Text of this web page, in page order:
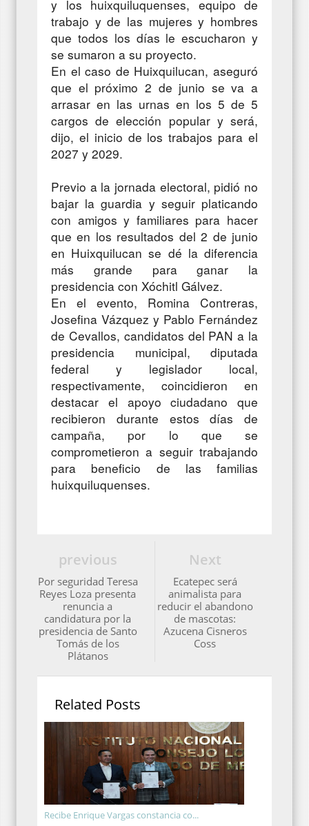
y los huixquiluquenses, equipo de
trabajo y de las mujeres y hombres
que todos los días le escucharon y
se sumaron a su proyecto.
En el caso de Huixquilucan, aseguró
que el próximo 2 de junio se va a
arrasar en las urnas en los 5 de 5
cargos de elección popular y será,
dijo, el inicio de los trabajos para el
2027 y 2029.
Previo a la jornada electoral, pidió no
bajar la guardia y seguir platicando
con amigos y familiares para hacer
que en los resultados del 2 de junio
en Huixquilucan se dé la diferencia
más grande para ganar la
presidencia con Xóchitl Gálvez.
En el evento, Romina Contreras,
Josefina Vázquez y Pablo Fernández
de Cevallos, candidatos del PAN a la
presidencia municipal, diputada
federal y legislador local,
respectivamente, coincidieron en
destacar el apoyo ciudadano que
recibieron durante estos días de
campaña, por lo que se
comprometieron a seguir trabajando
para beneficio de las familias
huixquiluquenses.
Next
Ecatepec será
animalista para
reducir el abandono
de mascotas:
Azucena Cisneros
Coss
previous
Por seguridad Teresa
Reyes Loza presenta
renuncia a
candidatura por la
presidencia de Santo
Tomás de los
Plátanos
Related Posts
Recibe Enrique Vargas constancia co...